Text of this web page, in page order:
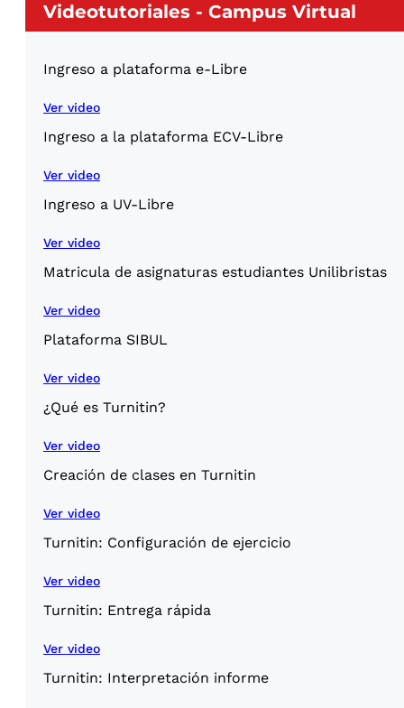
Videotutoriales - Campus Virtual
Ingreso a plataforma e-Libre
Ver video
Ingreso a la plataforma ECV-Libre
Ver video
Ingreso a UV-Libre
Ver video
Matricula de asignaturas estudiantes Unilibristas
Ver video
Plataforma SIBUL
Ver video
¿Qué es Turnitin?
Ver video
Creación de clases en Turnitin
Ver video
Turnitin: Configuración de ejercicio
Ver video
Turnitin: Entrega rápida
Ver video
Turnitin: Interpretación informe